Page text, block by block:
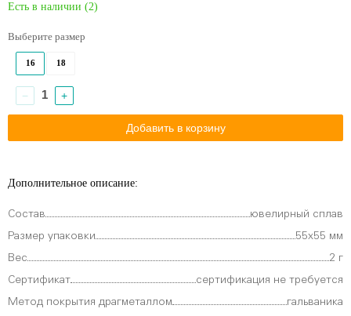
Есть в наличии (2)
Выберите размер
16 18
− +
Дополнительное описание:
Состав ювелирный сплав
Размер упаковки 55х55 мм
Вес 2 г
Сертификат сертификация не требуется
Метод покрытия драгметаллом гальваника